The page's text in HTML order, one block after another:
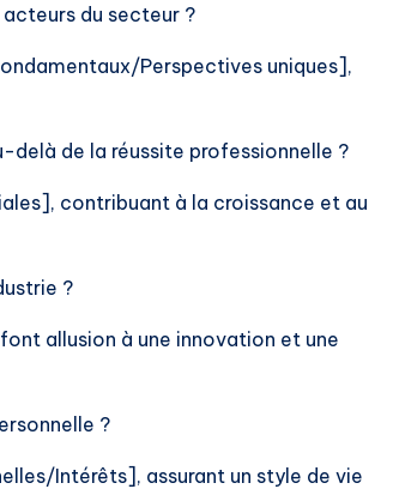
du secteur ?
Perspectives uniques],
de la réussite professionnelle ?
contribuant à la croissance et au
?
allusion à une innovation et une
?
Intérêts], assurant un style de vie